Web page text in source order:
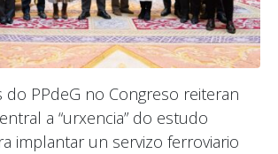
PPdeG no Congreso reiteran
a “urxencia” do estudo
implantar un servizo ferroviario